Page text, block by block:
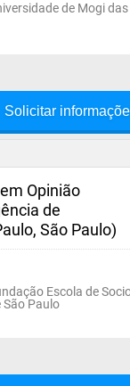
de Mogi
Solicitar
Opinião
de
São Paulo)
Escola de
São Paulo